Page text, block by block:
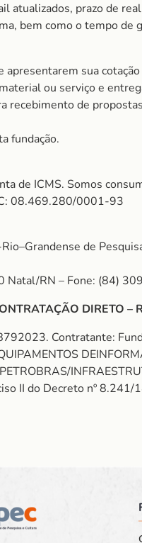
atualizados, prazo de
bem como o tempo de
apresentarem sua
ou serviço e
recebimento de propostas
fundação.
de ICMS. Somos
08.469.280/0001-93
de
Natal/RN – Fone: (84)
DIRETO
Contratante:
II do Decreto nº